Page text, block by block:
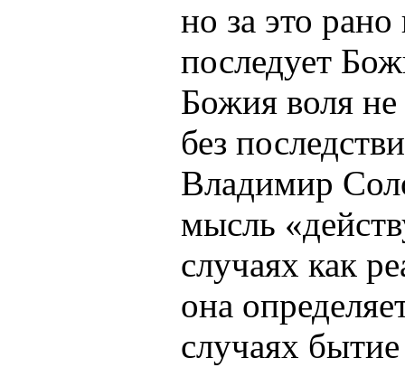
но за это
последует
Божия воля не
без
Владимир
мысль
случаях как
она
случаях